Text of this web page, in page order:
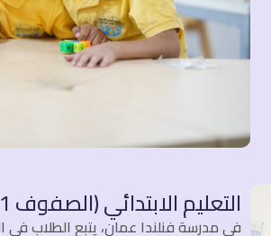
التعليم الابتدائي (الصفوف 1–6)